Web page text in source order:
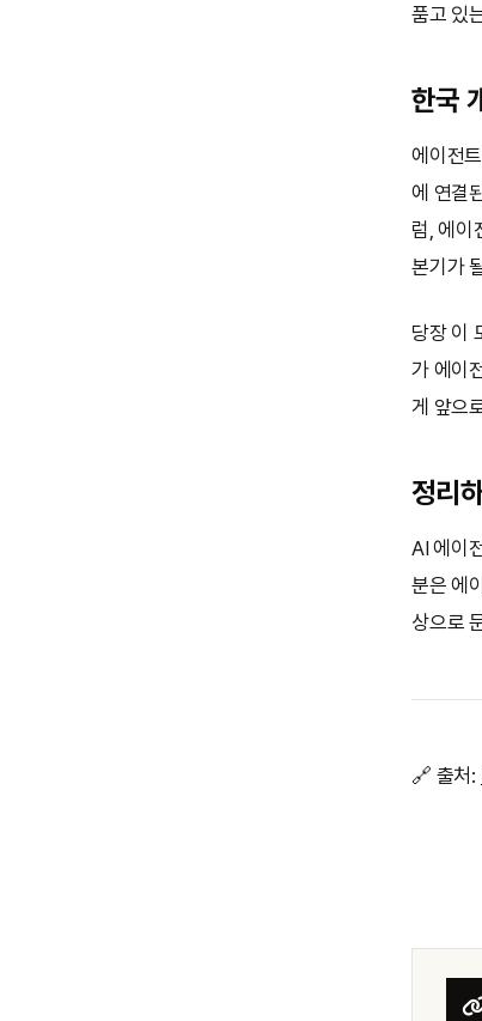
품고 있
한국
에이전
에 연결
럼, 에이
본기가
당장 이
가 에이
게 앞으
정리
AI 에이
분은 에
상으로
🔗 출처: